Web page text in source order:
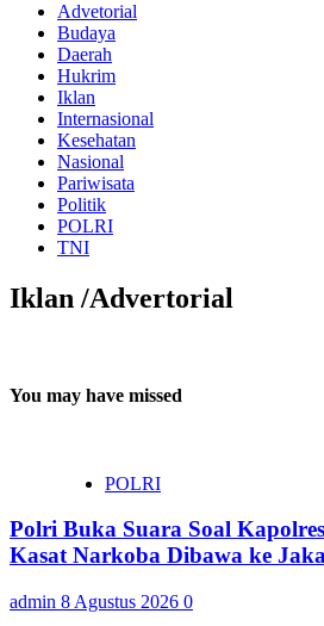
Advetorial
Budaya
Daerah
Hukrim
Iklan
Internasional
Kesehatan
Nasional
Pariwisata
Politik
POLRI
TNI
Iklan /Advertorial
You may have missed
POLRI
Polri Buka Suara Soal
Kasat Narkoba Dibawa ke
admin 8 Agustus 2026 0